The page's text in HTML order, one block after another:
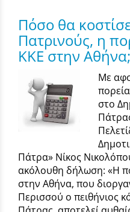
Πόσο θα
Πατρινούς, η
ΚΚΕ στην Αθήνα;
Με
στο
Πάτρα» Νίκος
ακόλουθη δήλωση: «Η
στην Αθήνα, που
Περισσού ο πειθήνιος